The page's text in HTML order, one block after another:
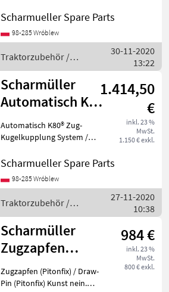
Kugelkupplungssystem
Artikel Nummer. 07.6330.42-
A02 Dimension 330/25/32
Dimensionen / wir haben
andere Dime
Scharmueller Spare Parts
98-285 Wróblew
Traktorzubehör /
Scharmüller
30-11-2020
13:22
Scharmüller
Automatisch K80
Kugeleinsatz /
Ball K80 insert
1.414,50
€
inkl. 23 %
MwSt.
1.150 € exkl.
Automatisch K80® Zug-
Kugelkupplung System /
Coupling System Artikel
Nummer. 05.6390.46-A02 ----
-- //// Schreib uns an //// ----
Scharmueller Spare Parts
98-285 Wróblew
Traktorzubehör /
Scharmüller
27-11-2020
10:38
Scharmüller
Zugzapfen
(Pitonfix) /
Draw-Pin Einsatz
984 €
inkl. 23 %
MwSt.
800 € exkl.
Zugzapfen (Pitonfix) / Draw-
Pin (Pitonfix) Kunst nein.